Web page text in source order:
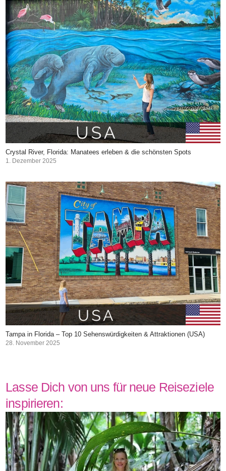
Crystal River, Florida: Manatees erleben & die schönsten Spots
1. Dezember 2025
Tampa in Florida – Top 10 Sehenswürdigkeiten & Attraktionen (USA)
28. November 2025
Lasse Dich von uns für neue Reiseziele
inspirieren: